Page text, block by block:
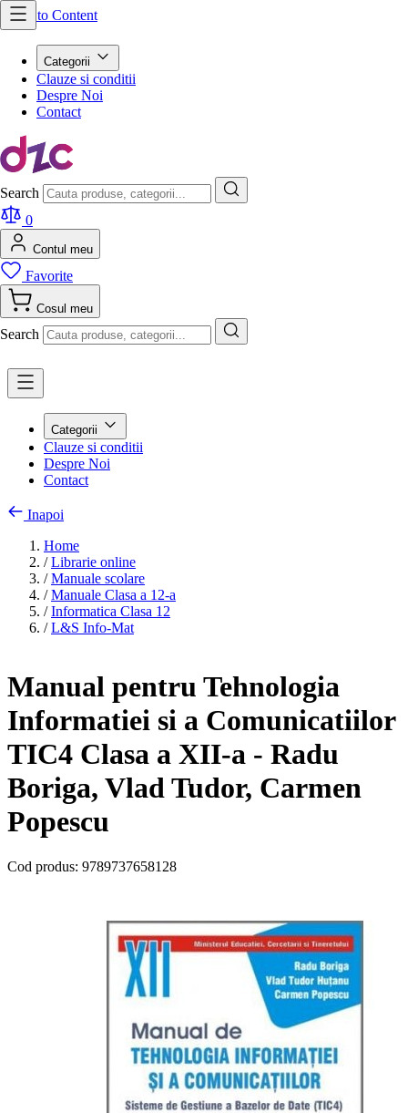
Skip to Content
Categorii
Clauze si conditii
Despre Noi
Contact
Search
0
Contul meu
Favorite
Cosul meu
Search
Categorii
Clauze si conditii
Despre Noi
Contact
Inapoi
Home
/ Librarie online
/ Manuale scolare
/ Manuale Clasa a 12-a
/ Informatica Clasa 12
/ L&S Info-Mat
Manual pentru Tehnologia
Informatiei si a Comunicatiilor
TIC4 Clasa a XII-a - Radu
Boriga, Vlad Tudor, Carmen
Popescu
Cod produs: 9789737658128